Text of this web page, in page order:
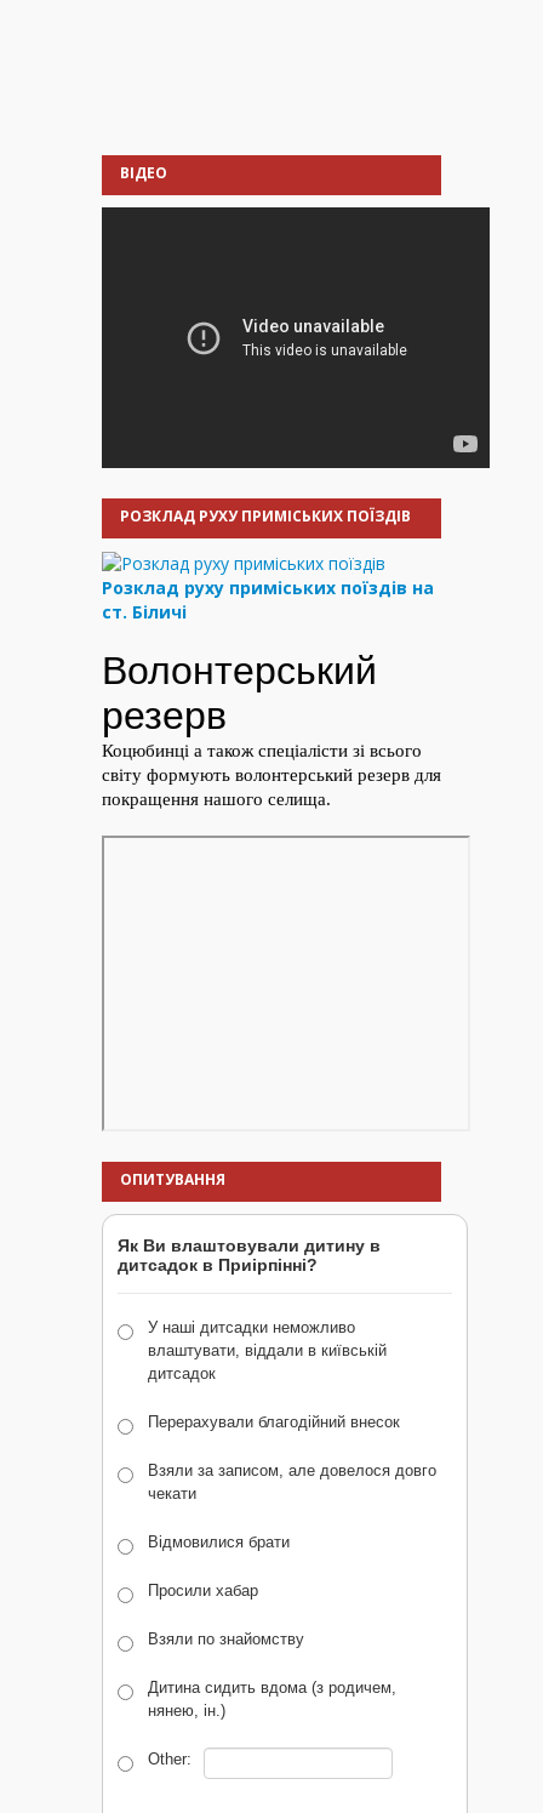
ВІДЕО
РОЗКЛАД РУХУ ПРИМІСЬКИХ ПОЇЗДІВ
Розклад руху приміських поїздів на
ст. Біличі
ОПИТУВАННЯ
Як Ви влаштовували дитину в
дитсадок в Приірпінні?
У наші дитсадки неможливо
влаштувати, віддали в київській
дитсадок
Перерахували благодійний внесок
Взяли за записом, але довелося довго
чекати
Відмовилися брати
Просили хабар
Взяли по знайомству
Дитина сидить вдома (з родичем,
нянею, ін.)
Other: